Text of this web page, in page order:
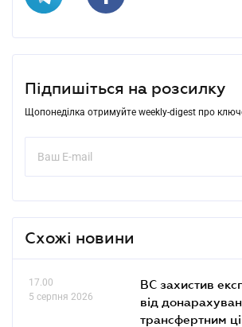
Підпишіться на розсилку
Щопонеділка отримуйте weekly-digest про
Схожі новини
17.00
5 серпня 2026
ВС захистив
від
трансфертним